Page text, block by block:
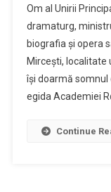
Om al Unirii
dramaturg,
biografia și opera
Mircești, localitate
își doarmă somnul
egida Academiei
Continue